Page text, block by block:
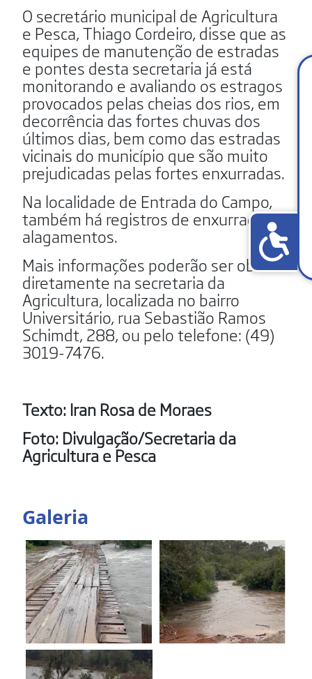
O secretário municipal de Agricultura
e Pesca, Thiago Cordeiro, disse que as
equipes de manutenção de estradas
e pontes desta secretaria já está
monitorando e avaliando os estragos
provocados pelas cheias dos rios, em
decorrência das fortes chuvas dos
últimos dias, bem como das estradas
vicinais do município que são muito
prejudicadas pelas fortes enxurradas.
Na localidade de Entrada do Campo,
também há registros de enxurradas e
alagamentos.
Mais informações poderão ser obtidas
diretamente na secretaria da
Agricultura, localizada no bairro
Universitário, rua Sebastião Ramos
Schimdt, 288, ou pelo telefone: (49)
3019-7476.
Texto: Iran Rosa de Moraes
Foto: Divulgação/Secretaria da
Agricultura e Pesca
Galeria